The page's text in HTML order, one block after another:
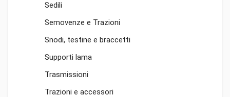
Sedili
Semovenze e Trazioni
Snodi, testine e braccetti
Supporti lama
Trasmissioni
Trazioni e accessori